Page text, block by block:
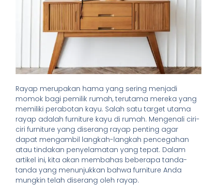
Rayap merupakan hama yang sering menjadi
momok bagi pemilik rumah, terutama mereka yang
memiliki perabotan kayu. Salah satu target utama
rayap adalah furniture kayu di rumah. Mengenali ciri-
ciri furniture yang diserang rayap penting agar
dapat mengambil langkah-langkah pencegahan
atau tindakan penyelamatan yang tepat. Dalam
artikel ini, kita akan membahas beberapa tanda-
tanda yang menunjukkan bahwa furniture Anda
mungkin telah diserang oleh rayap.